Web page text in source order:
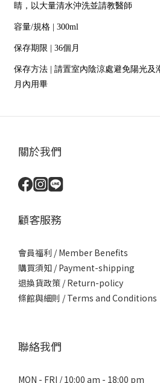
睛，以大量清水沖洗並請教醫師
容量/規格 | 300ml
保存期限 | 36個月
保存方法 | 請置室內陰涼處避免陽光及
月內用畢
關於我們
顧客服務
會員福利 / Member Benefits
購買須知 /Payment-shipping
退換貨政策 / Return-policy
條館與細則 / Terms and Conditions
聯絡我們
MON - FRI / 10:00 am - 18:00 pm